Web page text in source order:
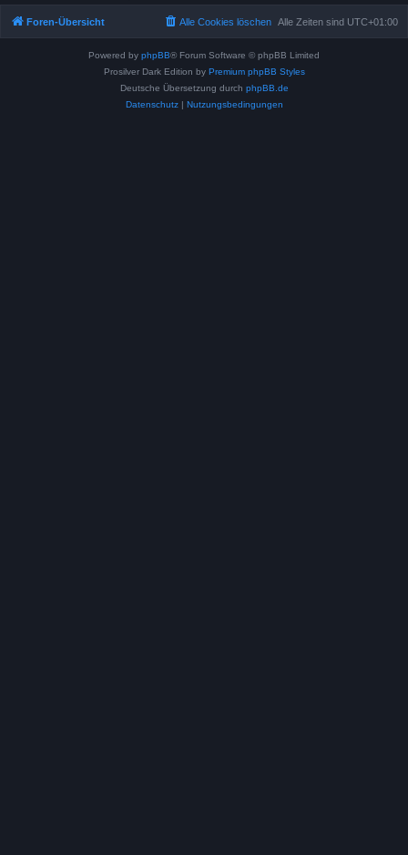
Foren-Übersicht Alle Zeiten sind UTC+01:00
Alle Cookies löschen
Powered by phpBB® Forum Software © phpBB Limited
Prosilver Dark Edition by Premium phpBB Styles
Deutsche Übersetzung durch phpBB.de
Datenschutz| Nutzungsbedingungen